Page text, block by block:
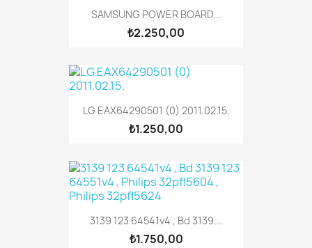
SAMSUNG POWER BOARD...
₺2.250,00
LG EAX64290501 (0) 2011.02.15.
₺1.250,00
3139 123 64541v4 , Bd 3139...
₺1.750,00